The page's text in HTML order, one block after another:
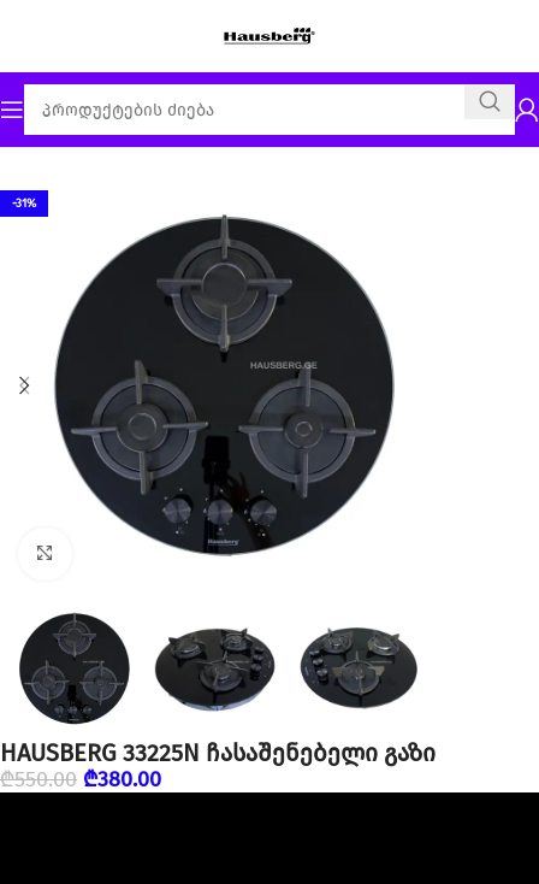
მთავარი ჩასაშენებელი გაზი
-31%
დააწკაპუნეთ გასადიდებლად
HAUSBERG 33225N ჩასაშენებელი გაზი
₾550.00 ₾380.00